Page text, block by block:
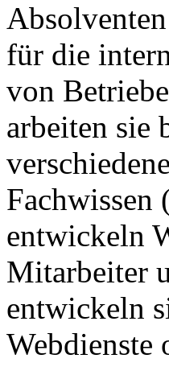
für die
von
arbeiten sie
entwickeln
Mitarbeiter
entwickeln
Webdienste